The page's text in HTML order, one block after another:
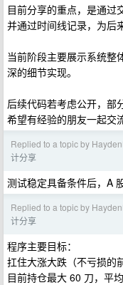
目前分享的重点，是通过
并通过时间线记录，为后
当前阶段主要展示系统整
深的细节实现。
后续代码若考虑公开，部
希望有经验的朋友一起交
Replied to a topic by
计分享
测试稳定具备条件后，A
Replied to a topic by
计分享
程序主要目标：
扛住大涨大跌（不亏损的
目前持仓最大 60 刀，平